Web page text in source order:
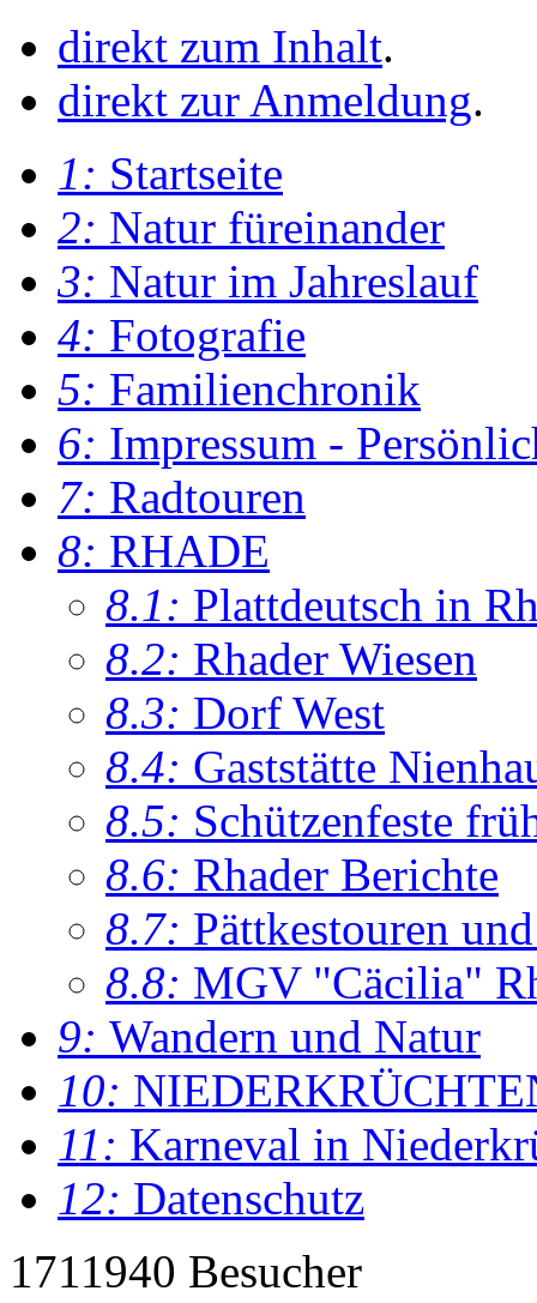
direkt zum Inhalt.
direkt zur Anmeldung.
1: Startseite
2: Natur füreinander
3: Natur im Jahreslauf
4: Fotografie
5: Familienchronik
6: Impressum -
7: Radtouren
8: RHADE
8.1: Plattdeutsch in
8.2: Rhader Wiesen
8.3: Dorf West
8.4: Gaststätte
8.5: Schützenfeste
8.6: Rhader Berichte
8.7: Pättkestouren
8.8: MGV "Cäcilia"
9: Wandern und Natur
10:
11: Karneval in
12: Datenschutz
1711940 Besucher